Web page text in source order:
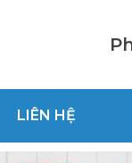
LIÊN HỆ